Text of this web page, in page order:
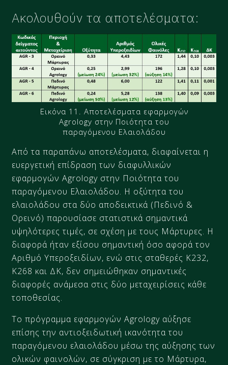
Ακολουθούν τα αποτελέσματα:
Εικόνα 11. Αποτελέσματα εφαρμογών
Agrology στην Ποιότητα του
παραγόμενου Ελαιολάδου
Από τα παραπάνω αποτελέσματα, διαφαίνεται η
ευεργετική επίδραση των διαφυλλικών
εφαρμογών Agrology στην Ποιότητα του
παραγόμενου Ελαιολάδου. Η οξύτητα του
ελαιολάδου στα δύο αποδεικτικά (Πεδινό &
Ορεινό) παρουσίασε στατιστικά σημαντικά
υψηλότερες τιμές, σε σχέση με τους Μάρτυρες. Η
διαφορά ήταν εξίσου σημαντική όσο αφορά τον
Αριθμό Υπεροξειδίων, ενώ στις σταθερές Κ232,
Κ268 και ΔΚ, δεν σημειώθηκαν σημαντικές
διαφορές ανάμεσα στις δύο μεταχειρίσεις κάθε
τοποθεσίας.
Το πρόγραμμα εφαρμογών Agrology αύξησε
επίσης την αντιοξειδωτική ικανότητα του
παραγόμενου ελαιολάδου μέσω της αύξησης των
ολικών φαινολών, σε σύγκριση με το Μάρτυρα,